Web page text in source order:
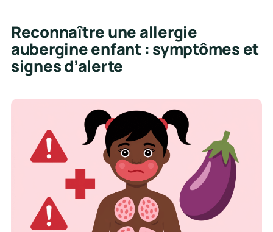
Reconnaître une allergie
aubergine enfant : symptômes et
signes d’alerte